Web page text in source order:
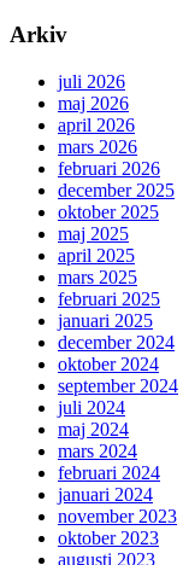
Arkiv
juli 2026
maj 2026
april 2026
mars 2026
februari 2026
december 2025
oktober 2025
maj 2025
april 2025
mars 2025
februari 2025
januari 2025
december 2024
oktober 2024
september 2024
juli 2024
maj 2024
mars 2024
februari 2024
januari 2024
november 2023
oktober 2023
augusti 2023